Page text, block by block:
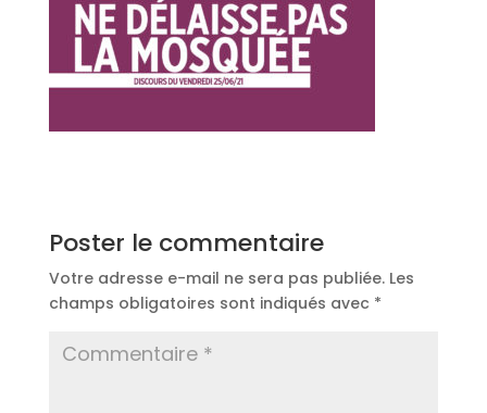
Poster le commentaire
Votre adresse e-mail ne sera pas publiée. Les
champs obligatoires sont indiqués avec *